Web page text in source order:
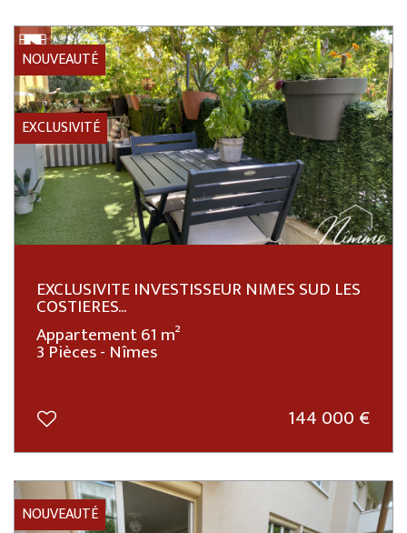
EXCLUSIVITÉ
NOUVEAUTÉ
EXCLUSIVITE INVESTISSEUR NIMES SUD LES
COSTIERES...
Appartement 61 m²
3 Pièces - Nîmes
144 000 €
NOUVEAUTÉ